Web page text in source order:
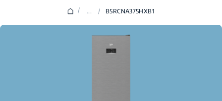
/ ... / B5RCNA375HXB1